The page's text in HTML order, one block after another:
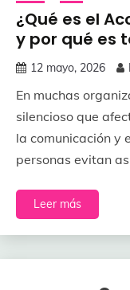
¿Qué es el
y por qué es
12 mayo, 2026
En muchas
silencioso que
la comunicación y
personas evitan
Leer más